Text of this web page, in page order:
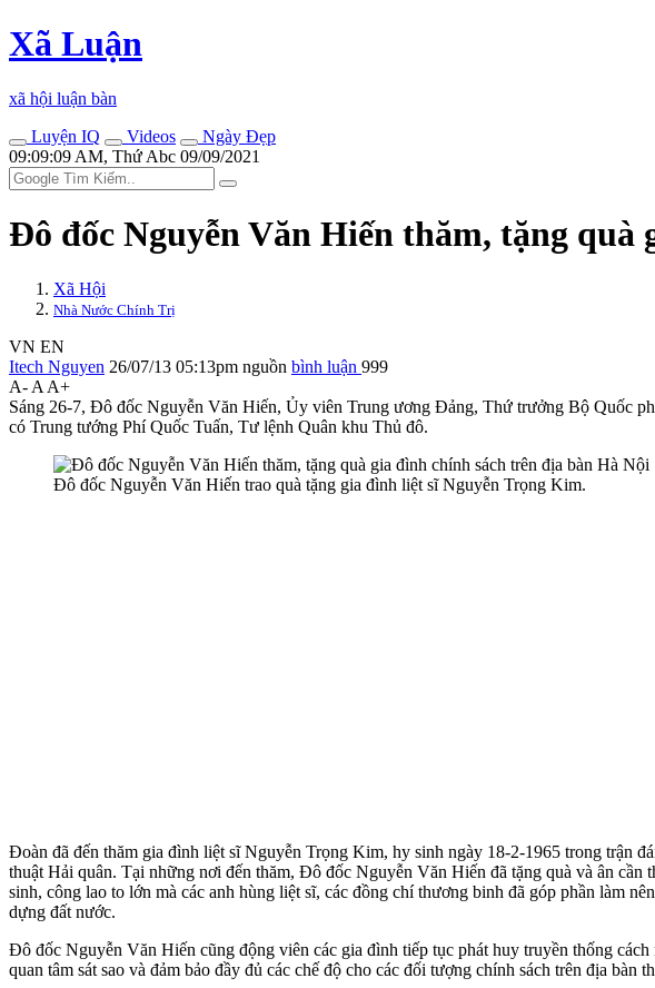
Xã Luận
xã hội luận bàn
Luyện IQ
Videos
Ngày Đẹp
09:09:09 AM, Thứ Abc 09/09/2021
Đô đốc Nguyễn Văn Hiến thăm, tặng
Xã Hội
Nhà Nước Chính Trị
VN EN
Itech Nguyen 26/07/13 05:13pm nguồn bình luận 999
A- A A+
Sáng 26-7, Đô đốc Nguyễn Văn Hiến, Ủy viên Trung ương Đảng, Thứ trưởng Bộ Quốc
có Trung tướng Phí Quốc Tuấn, Tư lệnh Quân khu Thủ đô.
Đô đốc Nguyễn Văn Hiến trao quà tặng gia đình liệt sĩ Nguyễn Trọng Kim.
Đoàn đã đến thăm gia đình liệt sĩ Nguyễn Trọng Kim, hy sinh ngày 18-2-1965 trong trận
thuật Hải quân. Tại những nơi đến thăm, Đô đốc Nguyễn Văn Hiến đã tặng quà và ân
sinh, công lao to lớn mà các anh hùng liệt sĩ, các đồng chí thương binh đã góp phần làm
dựng đất nước.
Đô đốc Nguyễn Văn Hiến cũng động viên các gia đình tiếp tục phát huy truyền thống
quan tâm sát sao và đảm bảo đầy đủ các chế độ cho các đối tượng chính sách trên địa bàn